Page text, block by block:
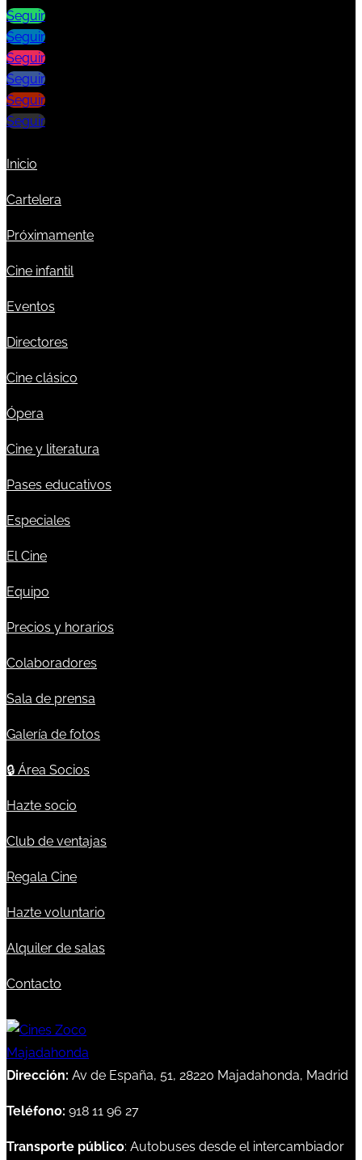
Seguir
Seguir
Seguir
Seguir
Seguir
Seguir
Inicio
Cartelera
Próximamente
Cine infantil
Eventos
Directores
Cine clásico
Ópera
Cine y literatura
Pases educativos
Especiales
El Cine
Equipo
Precios y horarios
Colaboradores
Sala de prensa
Galería de fotos
🔒 Área Socios
Hazte socio
Club de ventajas
Regala Cine
Hazte voluntario
Alquiler de salas
Contacto
Dirección: Av de España, 51, 28220 Majadahonda, Madrid
Teléfono: 918 11 96 27
Transporte público: Autobuses desde el intercambiador